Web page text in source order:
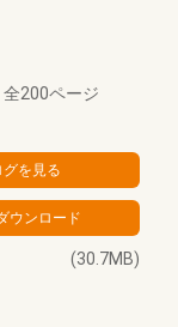
全200ページ
(30.7MB)